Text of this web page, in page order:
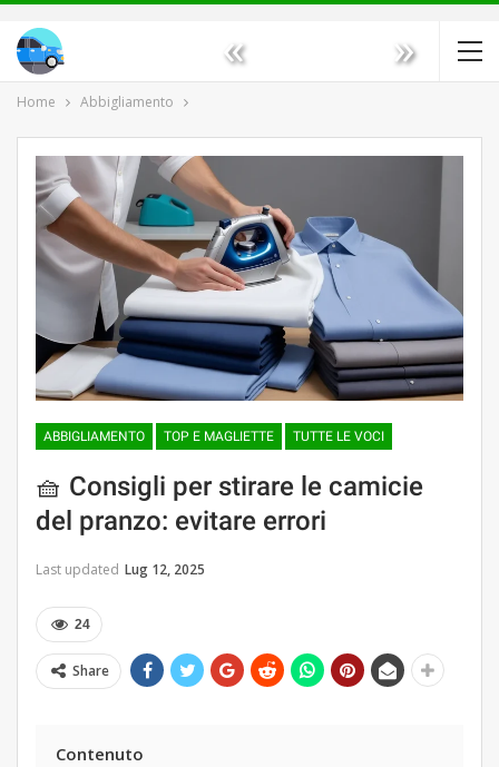
« »
Home Abbigliamento
ABBIGLIAMENTO TOP E MAGLIETTE TUTTE LE VOCI
🧺 Consigli per stirare le camicie
del pranzo: evitare errori
Last updated Lug 12, 2025
24
Share
Contenuto